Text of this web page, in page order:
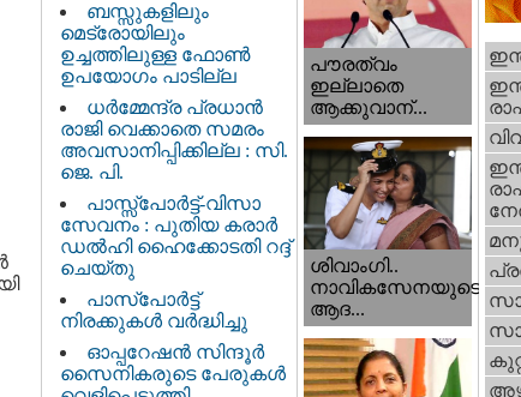
ബസ്സുകളിലും
മെട്രോയിലും
ഉച്ചത്തിലുള്ള ഫോൺ
ഉപയോഗം പാടില്ല
ധര്‍മ്മേന്ദ്ര പ്രധാൻ
രാജി വെക്കാതെ സമരം
അവസാനിപ്പിക്കില്ല : സി.
ജെ. പി.
പാസ്സ്പോർട്ട്-വിസാ
സേവനം : പുതിയ കരാർ
ഡൽഹി ഹൈക്കോടതി റദ്ദ്
ചെയ്തു
പാസ്‌പോർട്ട്
നിരക്കുകൾ വർദ്ധിച്ചു
ഓപ്പറേഷൻ സിന്ദൂർ
സൈനികരുടെ പേരുകൾ
പൗരത്വം
ഇല്ലാതെ
ആക്കുവാന്...
ശിവാംഗി..
നാവികസേനയുടെ
ആദ...